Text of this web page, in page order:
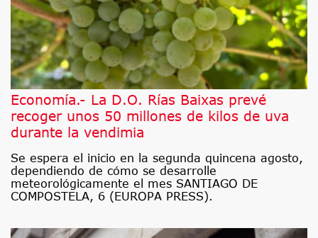
Economía.- La D.O. Rías Baixas prevé
recoger unos 50 millones de kilos de uva
durante la vendimia
Se espera el inicio en la segunda quincena agosto,
dependiendo de cómo se desarrolle
meteorológicamente el mes SANTIAGO DE
COMPOSTELA, 6 (EUROPA PRESS).